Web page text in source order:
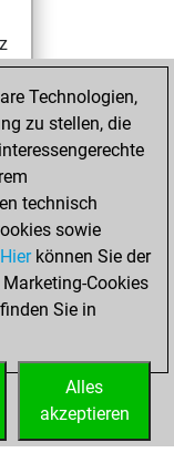
Technologien,
zu stellen, die
technisch
sowie
Hierkönnen Sie der
Cookies
Sie in
Alles
akzeptieren